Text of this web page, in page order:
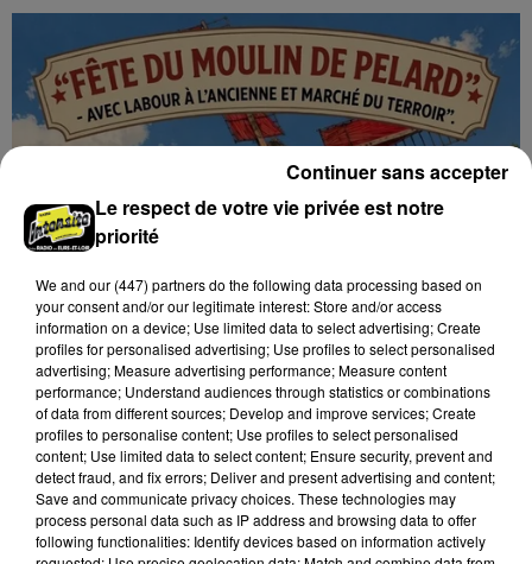
16h48
BOUVILLE - FÊTE DU MOULIN PELARD
Dimanche 30 août de 8h00 à 18h00 à Bois-de-
Feugères, commune de Bouville : Fête du Moulin
Pelard.
Le respect de votre vie privée est notre
priorité
We and our (447) partnersdo the following data processing based on
your consent and/or our legitimate interest: Store and/or access
information on a device; Use limited data to select advertising; Create
profiles for personalised advertising; Use profiles to select personalised
advertising; Measure advertising performance; Measure content
performance; Understand audiences through statistics or combinations
of data from different sources; Develop and improve services; Create
profiles to personalise content; Use profiles to select personalised
content; Use limited data to select content; Ensure security, prevent and
detect fraud, and fix errors; Deliver and present advertising and content;
Save and communicate privacy choices. These technologies may
process personal data such as IP address and browsing data to offer
following functionalities: Identify devices based on information actively
Continuer sans accepter